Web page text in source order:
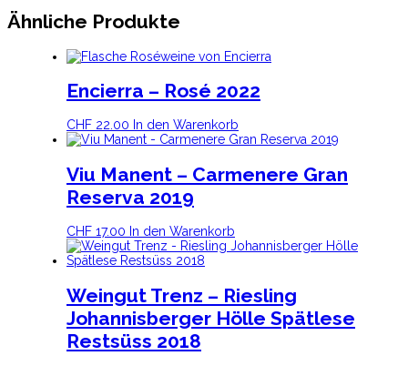
Ähnliche Produkte
Encierra – Rosé 2022
CHF 22.00 In den Warenkorb
Viu Manent – Carmenere Gran
Reserva 2019
CHF 17.00 In den Warenkorb
Weingut Trenz – Riesling
Johannisberger Hölle Spätlese
Restsüss 2018